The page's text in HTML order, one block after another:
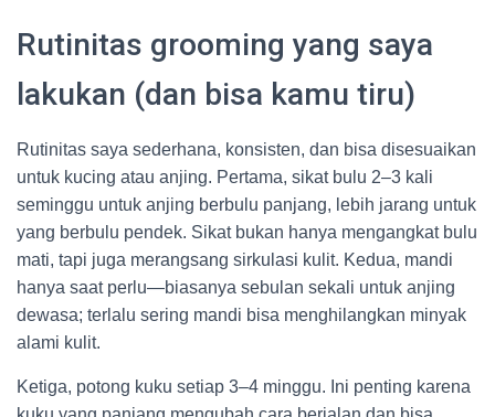
Rutinitas grooming yang saya
lakukan (dan bisa kamu tiru)
Rutinitas saya sederhana, konsisten, dan bisa disesuaikan
untuk kucing atau anjing. Pertama, sikat bulu 2–3 kali
seminggu untuk anjing berbulu panjang, lebih jarang untuk
yang berbulu pendek. Sikat bukan hanya mengangkat bulu
mati, tapi juga merangsang sirkulasi kulit. Kedua, mandi
hanya saat perlu—biasanya sebulan sekali untuk anjing
dewasa; terlalu sering mandi bisa menghilangkan minyak
alami kulit.
Ketiga, potong kuku setiap 3–4 minggu. Ini penting karena